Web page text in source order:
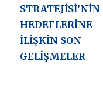
STRATEJİSİ’NİN
HEDEFLERİNE
İLİŞKİN SON
GELİŞMELER